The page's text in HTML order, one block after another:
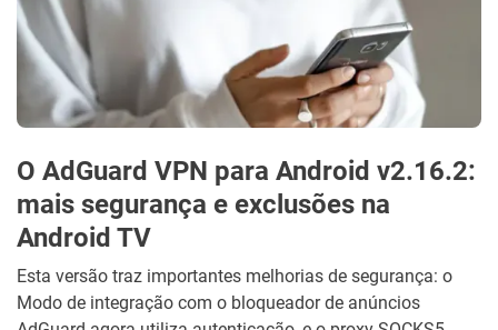
O AdGuard VPN para Android v2.16.2:
mais segurança e exclusões na
Android TV
Esta versão traz importantes melhorias de segurança: o
Modo de integração com o bloqueador de anúncios